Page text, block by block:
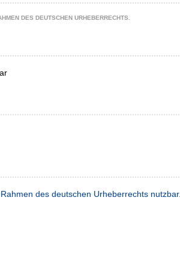
DES DEUTSCHEN URHEBERRECHTS.
des deutschen Urheberrechts nutzbar.